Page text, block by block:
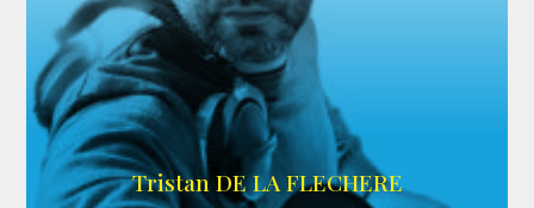
IMDB
Tristan DE LA FLECHERE